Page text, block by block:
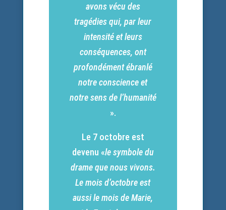
avons vécu des
tragédies qui, par leur
intensité et leurs
conséquences, ont
profondément ébranlé
notre conscience et
notre sens de l’humanité
».
Le 7 octobre est
devenu «le symbole du
drame que nous vivons.
Le mois d’octobre est
aussi le mois de Marie,